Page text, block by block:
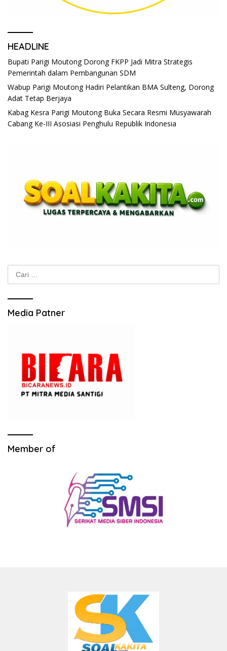
HEADLINE
Bupati Parigi Moutong Dorong FKPP Jadi Mitra Strategis
Pemerintah dalam Pembangunan SDM
Wabup Parigi Moutong Hadiri Pelantikan BMA Sulteng, Dorong
Adat Tetap Berjaya
Kabag Kesra Parigi Moutong Buka Secara Resmi Musyawarah
Cabang Ke-III Asosiasi Penghulu Republik Indonesia
Cari
untuk:
Media Patner
Member of